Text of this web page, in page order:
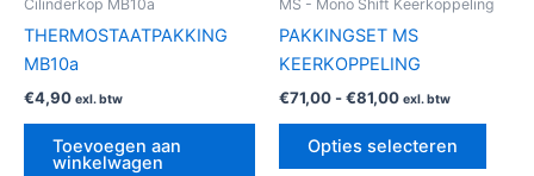
Cilinderkop MB10a
THERMOSTAATPAKKING
MB10a
€4,90 exl. btw
Toevoegen aan
winkelwagen
MS - Mono Shift Keerkoppeling
PAKKINGSET MS
KEERKOPPELING
€71,00 -€81,00 exl. btw
Opties selecteren